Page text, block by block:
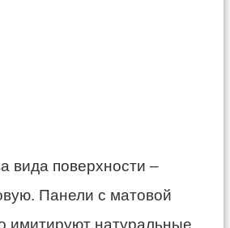
вида поверхности –
Панели с матовой
имитируют натуральные